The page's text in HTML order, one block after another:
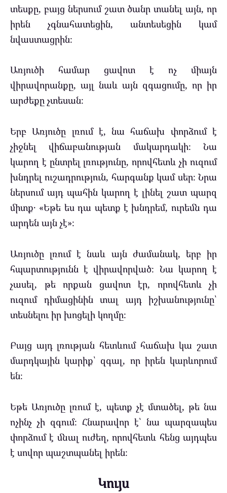
տեսքը, բայց ներսում շատ ծանր տանել այն, որ
իրեն չգնահատեցին, անտեսեցին կամ
նվաստացրին։
Առյուծի համար ցավոտ է ոչ միայն
վիրավորանքը, այլ նաև այն զգացումը, որ իր
արժեքը չտեսան։
Երբ Առյուծը լռում է, նա հաճախ փորձում է
չիջնել վիճաբանության մակարդակի։ Նա
կարող է ընտրել լռությունը, որովհետև չի ուզում
խնդրել ուշադրություն, հարգանք կամ սեր։ Նրա
ներսում այդ պահին կարող է լինել շատ պարզ
միտք․ «Եթե ես դա պետք է խնդրեմ, ուրեմն դա
արդեն այն չէ»։
Առյուծը լռում է նաև այն ժամանակ, երբ իր
հպարտությունն է վիրավորված։ Նա կարող է
չասել, թե որքան ցավոտ էր, որովհետև չի
ուզում դիմացինին տալ այդ իշխանությունը՝
տեսնելու իր խոցելի կողմը։
Բայց այդ լռության հետևում հաճախ կա շատ
մարդկային կարիք՝ զգալ, որ իրեն կարևորում
են։
Եթե Առյուծը լռում է, պետք չէ մտածել, թե նա
ոչինչ չի զգում։ Հնարավոր է՝ նա պարզապես
փորձում է մնալ ուժեղ, որովհետև հենց այդպես
է սովոր պաշտպանել իրեն։
Կույս